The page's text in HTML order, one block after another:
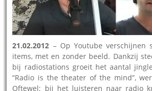
21.02.2012 – Op Youtube verschijnen
items, met en zonder beeld. Dankzij
bij radiostations groeit het aantal
“Radio is the theater of the mind”,
Oftewel: bij het luisteren naar radio